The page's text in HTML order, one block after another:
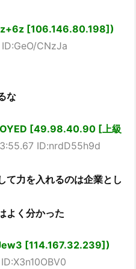
z+6z [106.146.80.198])
CNzJa
な
[49.98.40.90 [上級
ID:nrdD55h9d
て力を入れるのは企業とし
よく分かった
[114.167.32.239])